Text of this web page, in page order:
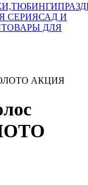
СЕРИЯСАД И
ТОВАРЫ ДЛЯ
ЗОЛОТО АКЦИЯ